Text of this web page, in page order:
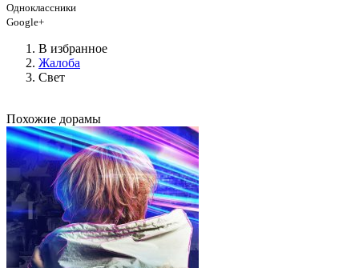
Одноклассники
Google+
В избранное
Жалоба
Свет
Похожие дорамы